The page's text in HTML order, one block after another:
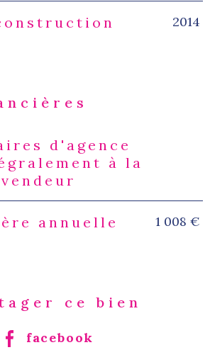
2014
Valeursd'agence
à la
annuelle 1 008 €
ce bien
facebook